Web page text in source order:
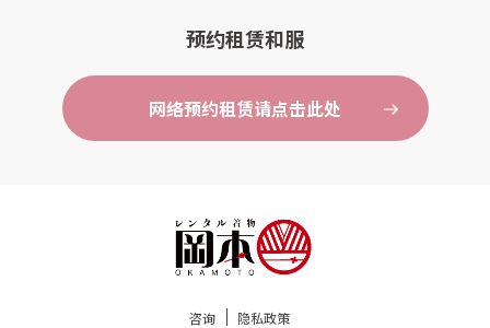
预约租赁和服
网络预约租赁请点击此处
咨询 隐私政策